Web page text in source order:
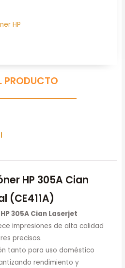
HP
PRODUCTO
HP 305A Cian
(CE411A)
305A Cian Laserjet
impresiones de alta calidad
precisos.
tanto para uso doméstico
rendimiento y